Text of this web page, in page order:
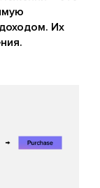
Их